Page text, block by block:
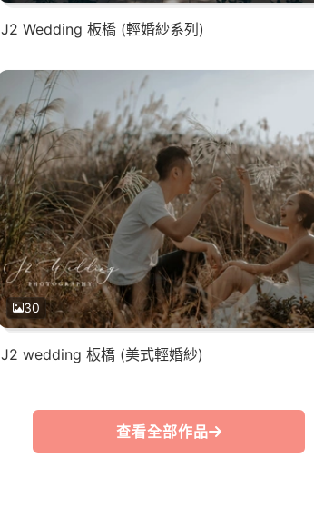
J2 Wedding 板橋 (輕婚紗系列)
30
J2 wedding 板橋 (美式輕婚紗)
查看全部作品